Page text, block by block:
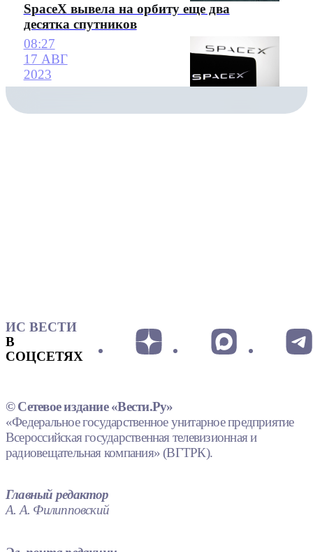
SpaceX вывела на орбиту еще два
десятка спутников
08:27
17 АВГ
2023
ИС ВЕСТИ
В
СОЦСЕТЯХ
© Сетевое издание «Вести.Ру»
«Федеральное государственное унитарное предприятие
Всероссийская государственная телевизионная и
радиовещательная компания» (ВГТРК).
Главный редактор
А. А. Филипповский